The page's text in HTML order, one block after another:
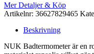
Mer Detaljer & Köp
Artikelnr: 36627829465
Beskrivning
NUK Badtermometer är en